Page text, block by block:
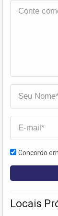
Concordo
Locais